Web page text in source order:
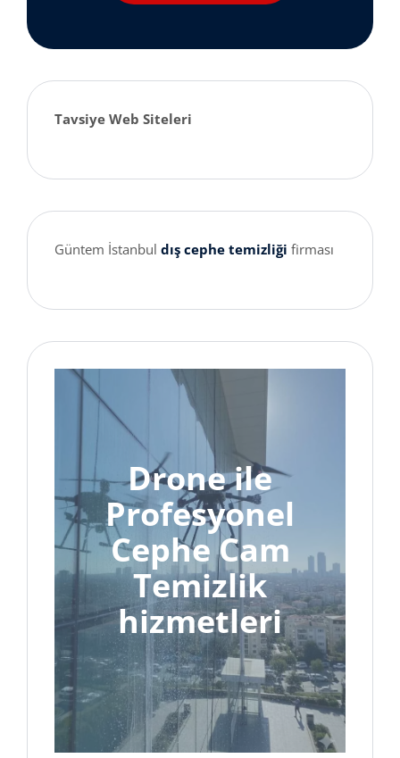
Tavsiye Web Siteleri
Güntem İstanbul dış cephe temizliği firması
Drone ile
Profesyonel
Cephe Cam
Temizlik
hizmetleri